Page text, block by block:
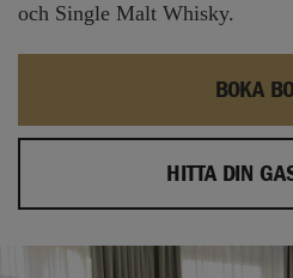
och Single Malt Whisky.
BOKA
HITTA DIN